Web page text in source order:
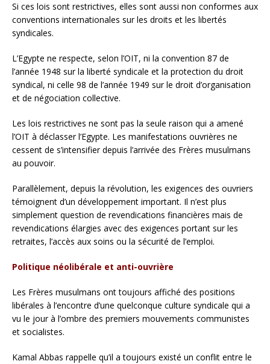
Si ces lois sont restrictives, elles sont aussi non conformes aux
conventions internationales sur les droits et les libertés
syndicales.
L’Egypte ne respecte, selon l’OIT, ni la convention 87 de
l’année 1948 sur la liberté syndicale et la protection du droit
syndical, ni celle 98 de l’année 1949 sur le droit d’organisation
et de négociation collective.
Les lois restrictives ne sont pas la seule raison qui a amené
l’OIT à déclasser l’Egypte. Les manifestations ouvrières ne
cessent de s’intensifier depuis l’arrivée des Frères musulmans
au pouvoir.
Parallèlement, depuis la révolution, les exigences des ouvriers
témoignent d’un développement important. Il n’est plus
simplement question de revendications financières mais de
revendications élargies avec des exigences portant sur les
retraites, l’accès aux soins ou la sécurité de l’emploi.
Politique néolibérale et anti-ouvrière
Les Frères musulmans ont toujours affiché des positions
libérales à l’encontre d’une quelconque culture syndicale qui a
vu le jour à l’ombre des premiers mouvements communistes
et socialistes.
Kamal Abbas rappelle qu’il a toujours existé un conflit entre le